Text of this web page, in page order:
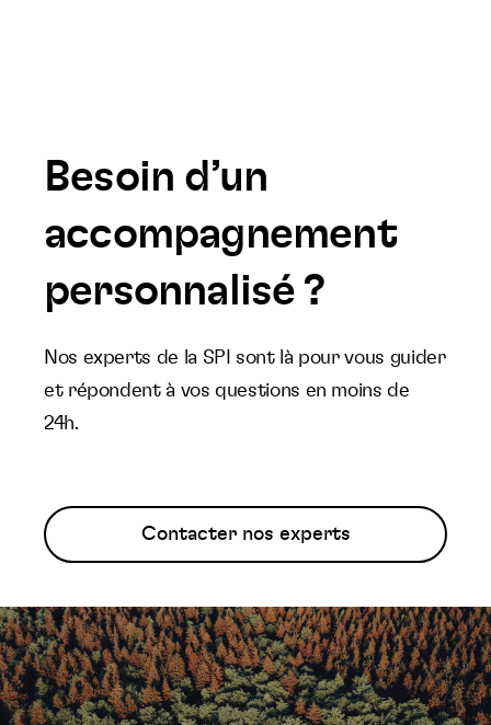
Besoin d’un
accompagnement
personnalisé ?
Nos experts de la SPI sont là pour vous guider
et répondent à vos questions en moins de
24h.
Contacter nos experts